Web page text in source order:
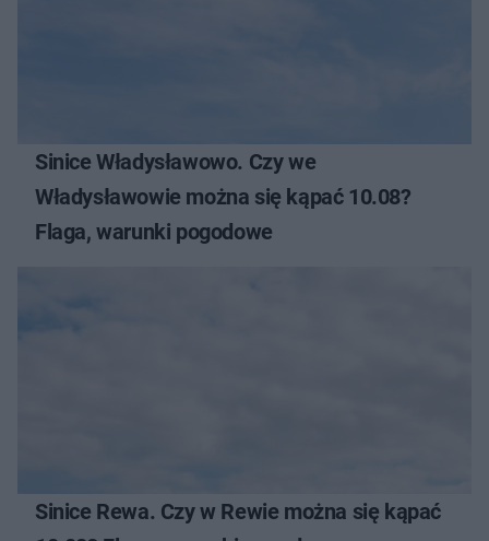
Sinice Władysławowo. Czy we
Władysławowie można się kąpać 10.08?
Flaga, warunki pogodowe
Sinice Rewa. Czy w Rewie można się kąpać